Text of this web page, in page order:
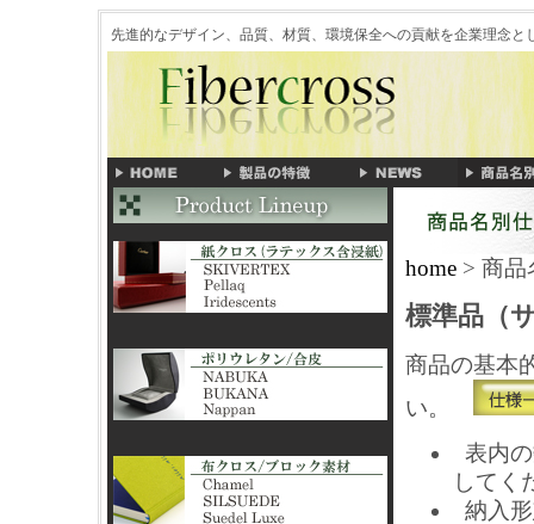
先進的なデザイン、品質、材質、環境保全への貢献を企業理念
home > 商品
標準品（
商品の基本
い。
表内
してく
納入